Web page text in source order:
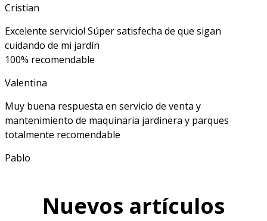
Cristian
Excelente servicio! Súper satisfecha de que sigan
cuidando de mi jardín
100% recomendable
Valentina
Muy buena respuesta en servicio de venta y
mantenimiento de maquinaria jardinera y parques
totalmente recomendable
Pablo
Nuevos artículos